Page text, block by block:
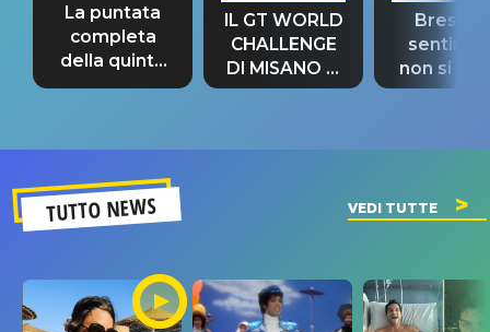
La puntata
completa
della quinta
tappa
IL GT WORLD
CHALLENGE
DI MISANO si
riconferma
Bresh:
non si
fino alla
TUTTO NEWS VEDI TUTTE